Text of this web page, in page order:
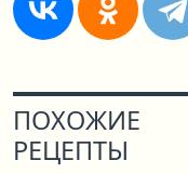
ПОХОЖИЕ
РЕЦЕПТЫ